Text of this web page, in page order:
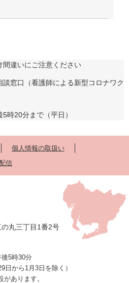
違いにご注意ください
窓口（看護師による新型コロナワク
時20分まで（平日）
個人情報の取扱い
信
丸三丁目1番2号
5時30分
日から1月3日を除く）
あります。